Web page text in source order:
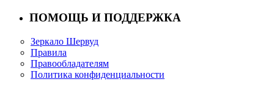
ПОМОЩЬ И ПОДДЕРЖКА
Зеркало Шервуд
Правила
Правообладателям
Политика конфиденциальности